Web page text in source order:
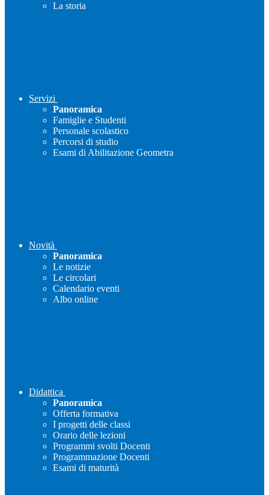
La storia
Servizi
Panoramica
Famiglie e Studenti
Personale scolastico
Percorsi di studio
Esami di Abilitazione Geometra
Novità
Panoramica
Le notizie
Le circolari
Calendario eventi
Albo online
Didattica
Panoramica
Offerta formativa
I progetti delle classi
Orario delle lezioni
Programmi svolti Docenti
Programmazione Docenti
Esami di maturità